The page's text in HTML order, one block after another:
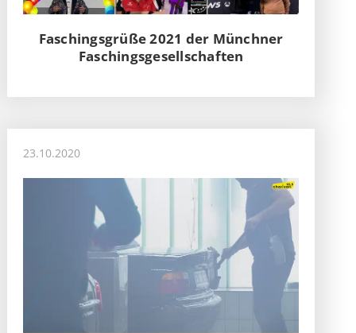
Faschingsgrüße 2021 der Münchner
Faschingsgesellschaften
23.10.2020